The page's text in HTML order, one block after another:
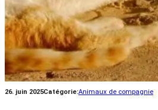
26. juin 2025Catégorie:Animaux de compagnie